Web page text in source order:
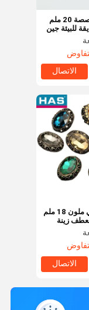
أزرار معدنية مخصصة 20 ملم
للبيئة جين
الاتصال
زر معطف معدني ملون 18 ملم
الاتصال